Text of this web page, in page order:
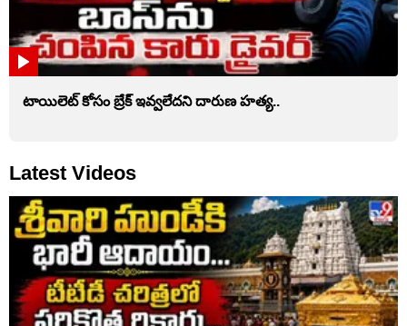
టాయిలెట్‌ కోసం బ్రేక్‌ ఇవ్వలేదని దారుణ హత్య..
Latest Videos